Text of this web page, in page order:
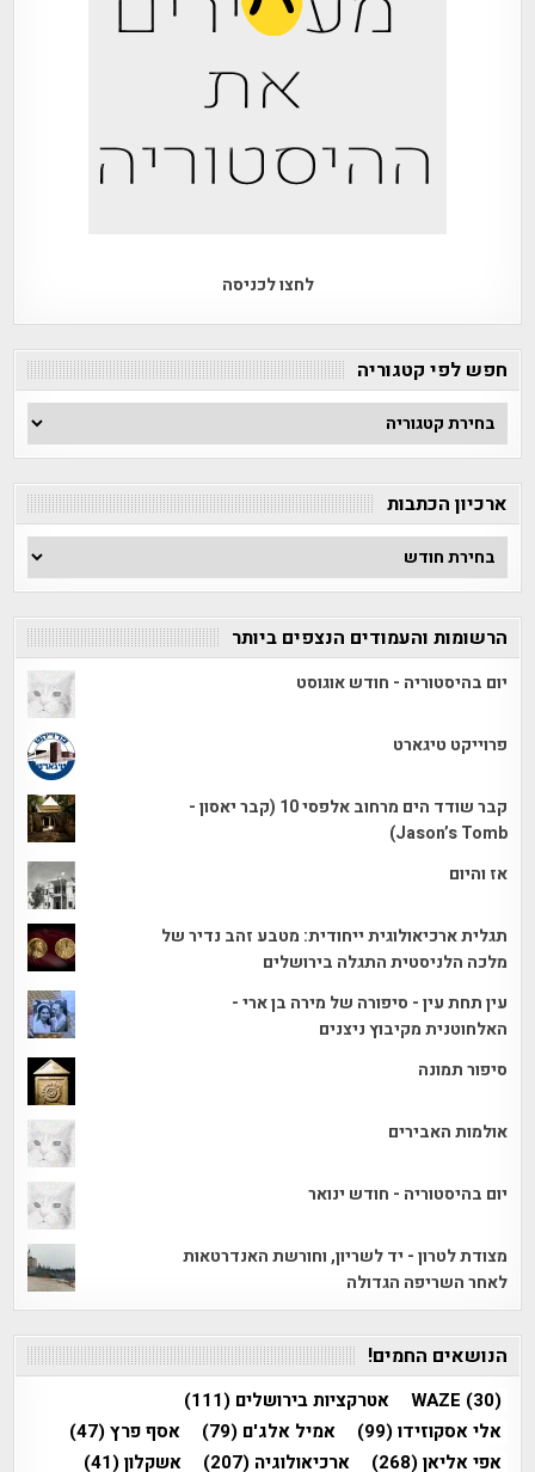
לחצו לכניסה
חפש לפי קטגוריה
חפש
לפי
ארכיון הכתבות
ארכיון
הכתבות
הרשומות והעמודים הנצפים ביותר
יום בהיסטוריה - חודש אוגוסט
פרוייקט טיגארט
קבר שודד הים מרחוב אלפסי 10 (קבר יאסון -
Jason’s Tomb)
אז והיום
תגלית ארכיאולוגית ייחודית: מטבע זהב נדיר של
מלכה הלניסטית התגלה בירושלים
עין תחת עין - סיפורה של מירה בן ארי -
האלחוטנית מקיבוץ ניצנים
סיפור תמונה
אולמות האבירים
יום בהיסטוריה - חודש ינואר
מצודת לטרון - יד לשריון, וחורשת האנדרטאות
לאחר השריפה הגדולה
הנושאים החמים!
WAZE (30) אטרקציות בירושלים (111)
אלי אסקוזידו(99) אמיל אלג'ם (79) אסף פרץ(47)
אפי אליאן(268) ארכיאולוגיה (207) אשקלון(41)